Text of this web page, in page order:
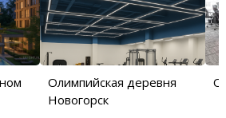
Олимпийская деревня
Новогорск